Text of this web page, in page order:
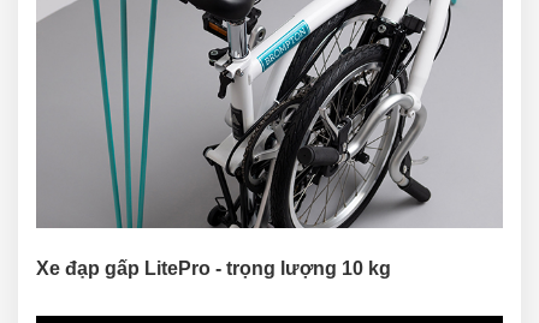
Xe đạp gấp LitePro - trọng lượng 10 kg